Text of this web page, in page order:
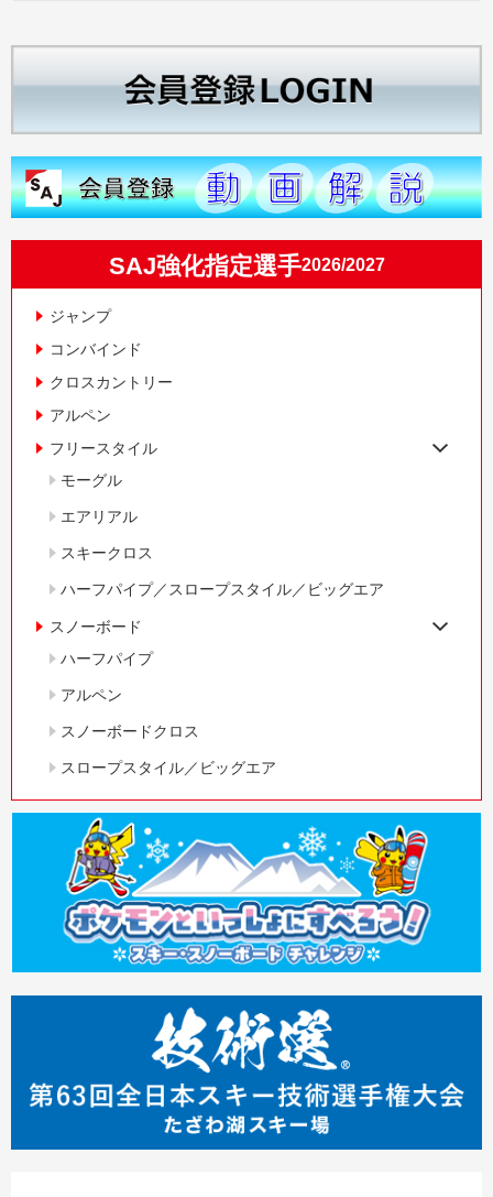
SAJ強化指定選手2026/2027
ジャンプ
コンバインド
クロスカントリー
アルペン
フリースタイル
モーグル
エアリアル
スキークロス
ハーフパイプ／スロープスタイル／ビッグエア
スノーボード
ハーフパイプ
アルペン
スノーボードクロス
スロープスタイル／ビッグエア